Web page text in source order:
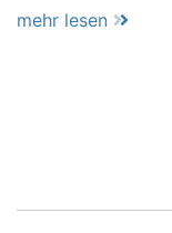
mehr lesen